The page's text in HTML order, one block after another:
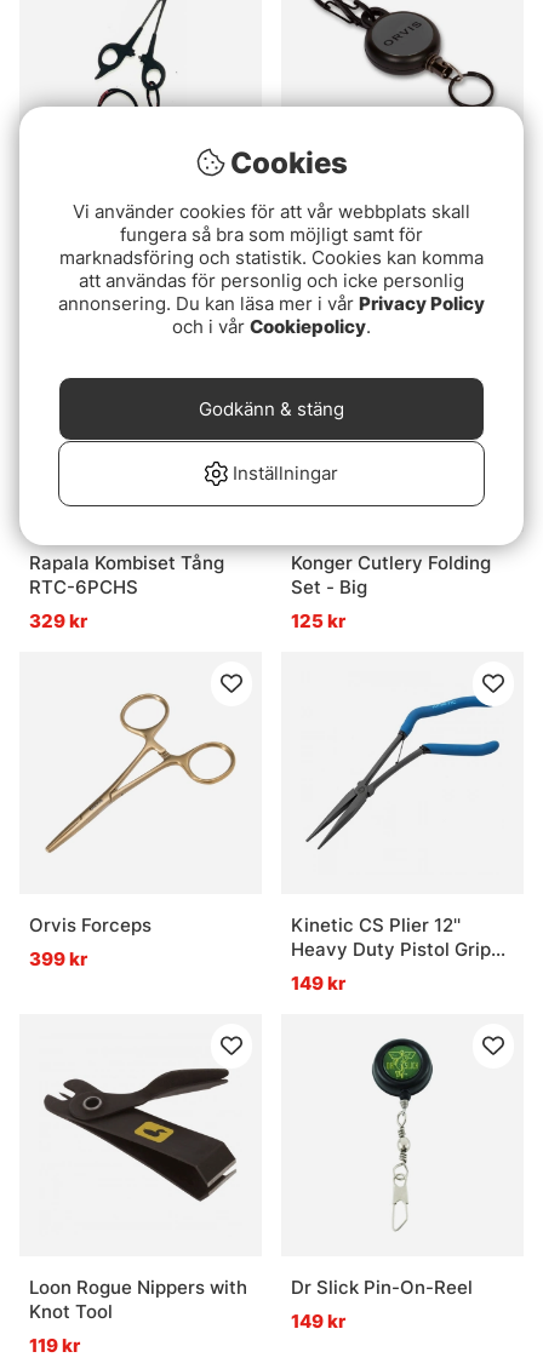
Rapala Peang 7 1/2
RFCP-7
269 kr
Orvis Flow Zinger
299 kr
Rapala Kombiset Tång
RTC-6PCHS
329 kr
Konger Cutlery Folding
Set - Big
125 kr
Orvis Forceps
399 kr
Kinetic CS Plier 12''
Heavy Duty Pistol Grip
Blue/Black
149 kr
Loon Rogue Nippers with
Knot Tool
119 kr
Dr Slick Pin-On-Reel
149 kr
Cookies
Vi använder cookies för att vår webbplats skall
fungera så bra som möjligt samt för
marknadsföring och statistik. Cookies kan komma
att användas för personlig och icke personlig
annonsering. Du kan läsa mer i vår Privacy Policy
och i vår Cookiepolicy.
Inställningar
Godkänn & stäng